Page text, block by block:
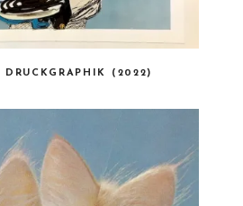
DRUCKGRAPHIK (2022)